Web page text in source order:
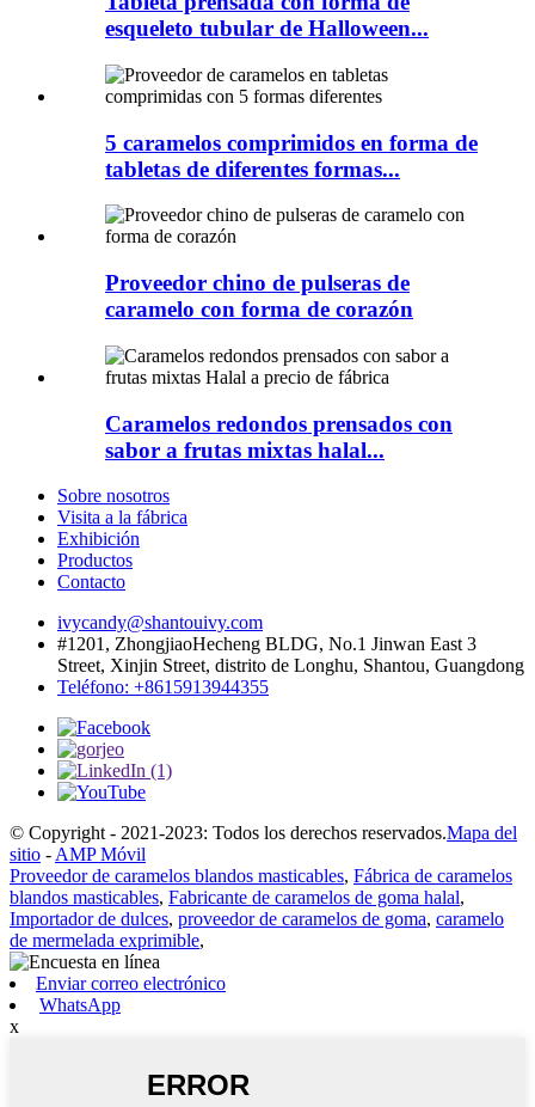
esqueleto tubular de Halloween...
5 caramelos comprimidos en forma de
tabletas de diferentes formas...
Proveedor chino de pulseras de
caramelo con forma de corazón
Caramelos redondos prensados ​​con
sabor a frutas mixtas halal...
Sobre nosotros
Visita a la fábrica
Exhibición
Productos
Contacto
ivycandy@shantouivy.com
#1201, ZhongjiaoHecheng BLDG, No.1 Jinwan East 3
Street, Xinjin Street, distrito de Longhu, Shantou, Guangdong
Teléfono: +8615913944355
© Copyright - 2021-2023: Todos los derechos reservados.Mapa del
sitio - AMP Móvil
Proveedor de caramelos blandos masticables, Fábrica de caramelos
blandos masticables, Fabricante de caramelos de goma halal,
Importador de dulces, proveedor de caramelos de goma, caramelo
de mermelada exprimible,
Enviar correo electrónico
WhatsApp
x